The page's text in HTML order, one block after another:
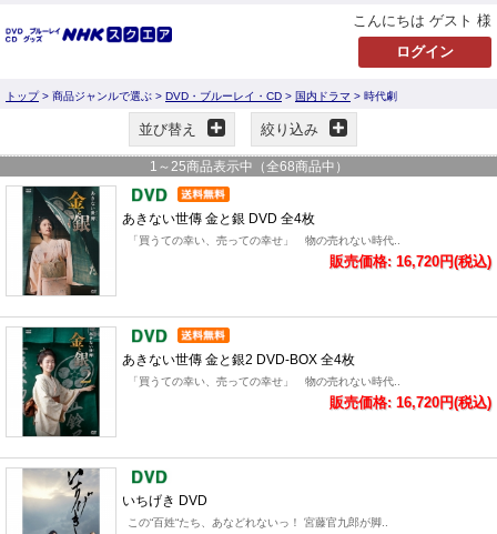
こんにちは ゲスト 様
トップ> 商品ジャンルで選ぶ > DVD・ブルーレイ・CD > 国内ドラマ > 時代劇
並び替え 絞り込み
1 ～ 25商品表示中（全68商品中）
あきない世傳 金と銀 DVD 全4枚
「買うての幸い、売っての幸せ」 物の売れない時代..
販売価格: 16,720円(税込)
あきない世傳 金と銀2 DVD-BOX 全4枚
「買うての幸い、売っての幸せ」 物の売れない時代..
販売価格: 16,720円(税込)
いちげき DVD
この“百姓“たち、あなどれないっ！ 宮藤官九郎が脚..